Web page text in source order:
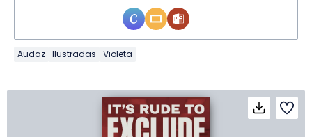
Audaz Ilustradas Violeta